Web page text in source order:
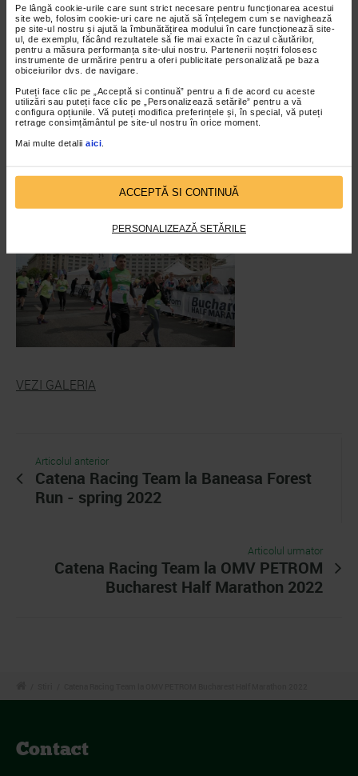
Pe lângă cookie-urile care sunt strict necesare pentru funcționarea acestui
site web, folosim cookie-uri care ne ajută să înțelegem cum se navighează
pe site-ul nostru și ajută la îmbunătățirea modului în care funcționează site-
ul, de exemplu, făcând rezultatele să fie mai exacte în cazul căutărilor,
pentru a măsura performanța site-ului nostru. Partenerii noștri folosesc
instrumente de urmărire pentru a oferi publicitate personalizată pe baza
obiceiurilor dvs. de navigare.
Puteți face clic pe „Acceptă si continuă” pentru a fi de acord cu aceste
utilizări sau puteți face clic pe „Personalizează setările” pentru a vă
configura opțiunile. Vă puteți modifica preferințele și, în special, vă puteți
retrage consimțământul pe site-ul nostru în orice moment.
Mai multe detalii aici
ACCEPTĂ SI CONTINUĂ
PERSONALIZEAZĂ SETĂRILE
VEZI GALERIA
Articolul anterior
Catena Racing Team la Baneasa Forest
Run - spring 2022
Articolul urmator
Catena Racing Team la OMV PETROM
Bucharest Half Marathon 2022
Contact